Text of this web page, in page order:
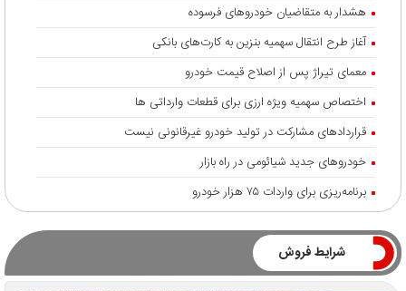
هشدار به متقاضیان خودروهای فرسوده
آغاز طرح انتقال سهمیه بنزین به کارت‌های بانکی
معمای تیراژ پس از اصلاح قیمت خودرو
اختصاص سهمیه ویژه ارزی برای قطعات وارداتی ها
قراردادهای مشارکت در تولید خودرو غیرقانونی نیست
خودروهای جدید شیائومی در راه بازار
برنامه‌ریزی برای واردات ۷۵ هزار خودرو
شرایط فروش